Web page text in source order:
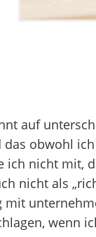
auf
obwohl
ich nicht mit,
nicht als
mit
wenn